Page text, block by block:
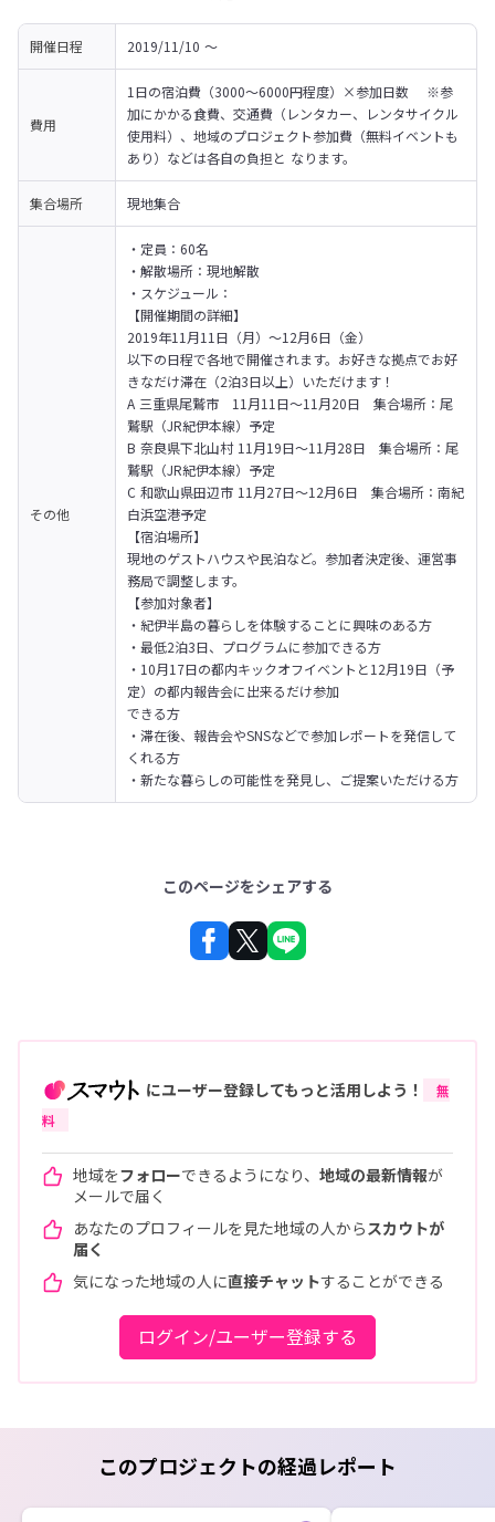
開催日程 2019/11/10 〜
費用
1日の宿泊費（3000～6000円程度）×参加日数　 ※参
加にかかる食費、交通費（レンタカー、レンタサイクル
使用料）、地域のプロジェクト参加費（無料イベントも
あり）などは各自の負担と なります。
集合場所 現地集合
その他
・定員：60名
・解散場所：現地解散
・スケジュール：
【開催期間の詳細】
2019年11月11日（月）～12月6日（金）
以下の日程で各地で開催されます。お好きな拠点でお好
きなだけ滞在（2泊3日以上）いただけます！
A 三重県尾鷲市　11月11日～11月20日　集合場所：尾
鷲駅（JR紀伊本線）予定
B 奈良県下北山村 11月19日～11月28日　集合場所：尾
鷲駅（JR紀伊本線）予定
C 和歌山県田辺市 11月27日～12月6日　集合場所：南紀
白浜空港予定
【宿泊場所】
現地のゲストハウスや民泊など。参加者決定後、運営事
務局で調整します。
【参加対象者】
・紀伊半島の暮らしを体験することに興味のある方
・最低2泊3日、プログラムに参加できる方
・10月17日の都内キックオフイベントと12月19日（予
定）の都内報告会に出来るだけ参加
できる方
・滞在後、報告会やSNSなどで参加レポートを発信して
くれる方
・新たな暮らしの可能性を発見し、ご提案いただける方
このページをシェアする
にユーザー登録してもっと活用しよう！
無
料
地域をフォローできるようになり、 地域の最新情報が
メールで届く
あなたのプロフィールを見た地域の人から スカウトが
届く
気になった地域の人に直接チャットすることができる
ログイン/ユーザー登録する
このプロジェクトの経過レポート